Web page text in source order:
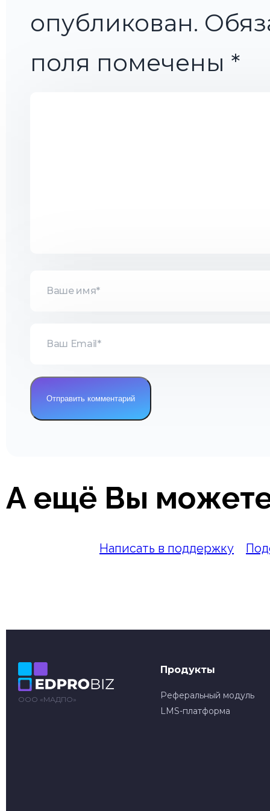
опубликован.
поля помечены *
А ещё Вы
Написать в поддержку
ООО «МАДПО»
Продукты
Реферальный модуль
LMS-платформа